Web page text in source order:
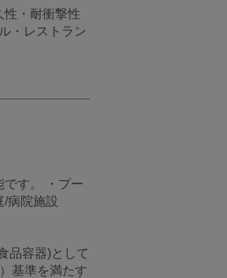
性・耐衝撃性
・レストラン
す。 ・プー
/病院施設
品容器)として
基準を満たす